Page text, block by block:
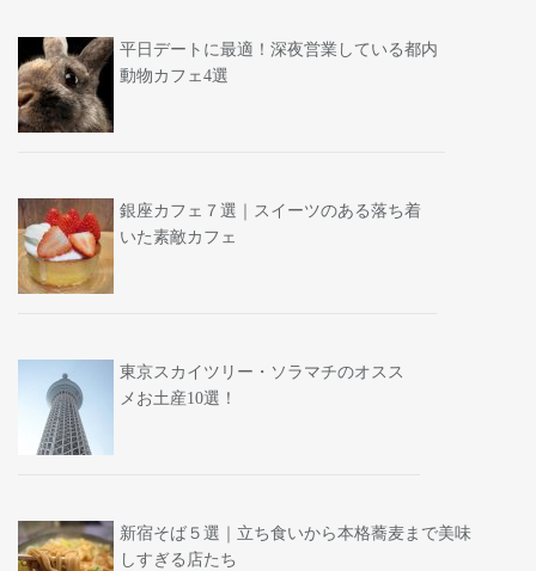
平日デートに最適！深夜営業している都内
動物カフェ4選
銀座カフェ７選｜スイーツのある落ち着
いた素敵カフェ
東京スカイツリー・ソラマチのオスス
メお土産10選！
新宿そば５選｜立ち食いから本格蕎麦まで美味
しすぎる店たち